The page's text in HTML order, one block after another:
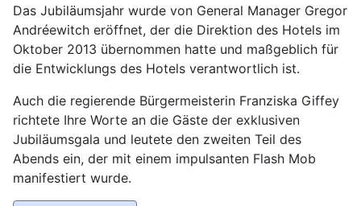
Das Jubiläumsjahr wurde von General Manager Gregor
Andréewitch eröffnet, der die Direktion des Hotels im
Oktober 2013 übernommen hatte und maßgeblich für
die Entwicklungs des Hotels verantwortlich ist.
Auch die regierende Bürgermeisterin Franziska Giffey
richtete Ihre Worte an die Gäste der exklusiven
Jubiläumsgala und leutete den zweiten Teil des
Abends ein, der mit einem impulsanten Flash Mob
manifestiert wurde.